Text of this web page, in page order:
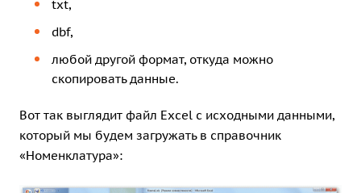
txt,
dbf,
любой другой формат, откуда можно
скопировать данные.
Вот так выглядит файл Excel с исходными данными,
который мы будем загружать в справочник
«Номенклатура»: